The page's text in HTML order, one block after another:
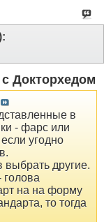
Докторхедом
в
- фарс или
угодно
выбрать другие.
голова
на на форму
то тогда